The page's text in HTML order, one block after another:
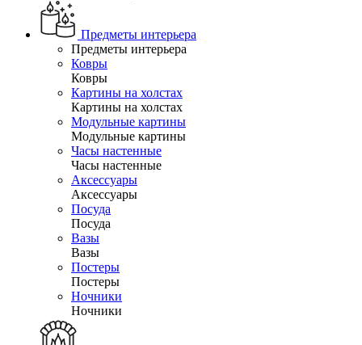
Предметы интерьера
Предметы интерьера
Ковры
Ковры
Картины на холстах
Картины на холстах
Модульные картины
Модульные картины
Часы настенные
Часы настенные
Аксессуары
Аксессуары
Посуда
Посуда
Вазы
Вазы
Постеры
Постеры
Ночники
Ночники